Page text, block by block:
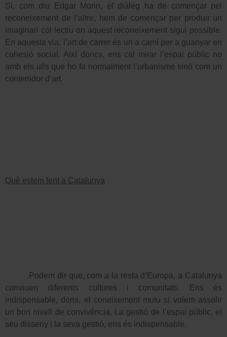
Si, com diu Edgar Morin, el diàleg ha de començar pel
reconeixement de l’altre, hem de començar per produir un
imaginari col·lectiu on aquest reconeixement sigui possible.
En aquesta via, l’art de carrer és un a camí per a guanyar en
cohesió social. Així doncs, ens cal mirar l’espai públic no
amb els ulls que ho fa normalment l’urbanisme sinó com un
contenidor d’art.
Què estem fent a Catalunya
Podem dir que, com a la resta d’Europa, a Catalunya
conviuen diferents cultures i comunitats. Ens és
indispensable, dons, el coneixement mutu si volem assolir
un bon nivell de convivència. La gestió de l’espai públic, el
seu disseny i la seva gestió, ens és indispensable.